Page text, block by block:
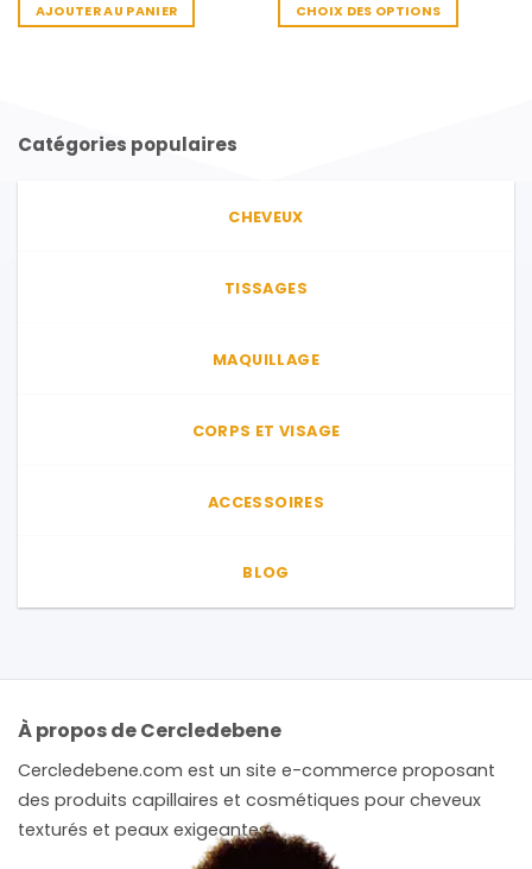
AJOUTER AU PANIER CHOIX DES OPTIONS
peuvent
sur
du
Catégories populaires
CHEVEUX
TISSAGES
MAQUILLAGE
CORPS ET VISAGE
ACCESSOIRES
BLOG
À propos de Cercledebene
Cercledebene.com est un site e-commerce proposant
des produits capillaires et cosmétiques pour cheveux
texturés et peaux exigeantes.